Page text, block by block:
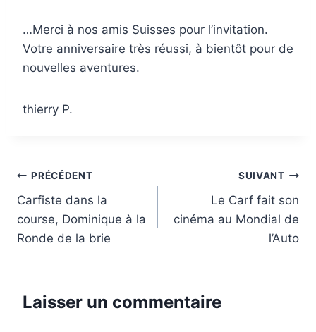
…Merci à nos amis Suisses pour l’invitation.
Votre anniversaire très réussi, à bientôt pour de
nouvelles aventures.
thierry P.
Navigation
de
l’article
PRÉCÉDENT
Carfiste dans la
course, Dominique à la
Ronde de la brie
SUIVANT
Le Carf fait son
cinéma au Mondial de
l’Auto
Laisser un commentaire